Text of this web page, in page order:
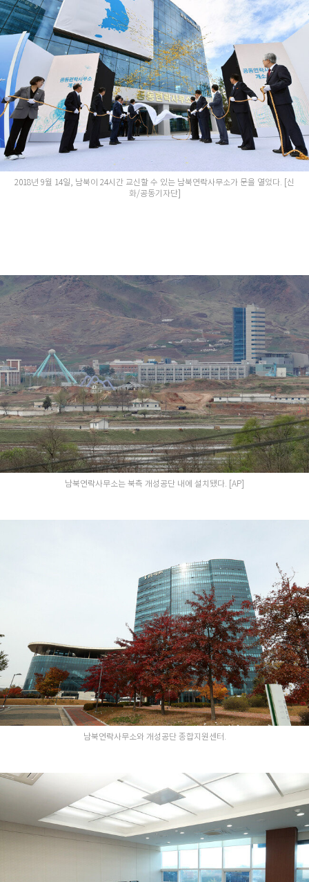
2018년 9월 14일, 남북이 24시간 교신할 수 있는 남북연락사무소가 문을 열었다. [신
화/공동기자단]
남북연락사무소는 북측 개성공단 내에 설치됐다. [AP]
남북연락사무소와 개성공단 종합지원센터.